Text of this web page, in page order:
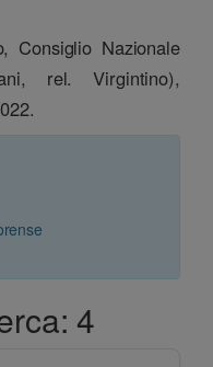
Consiglio Nazionale
rel. Virgintino),
4